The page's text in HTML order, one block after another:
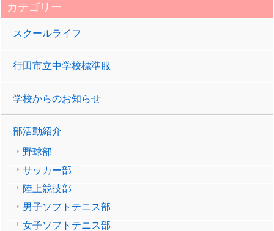
カテゴリー
スクールライフ
行田市立中学校標準服
学校からのお知らせ
部活動紹介
野球部
サッカー部
陸上競技部
男子ソフトテニス部
女子ソフトテニス部